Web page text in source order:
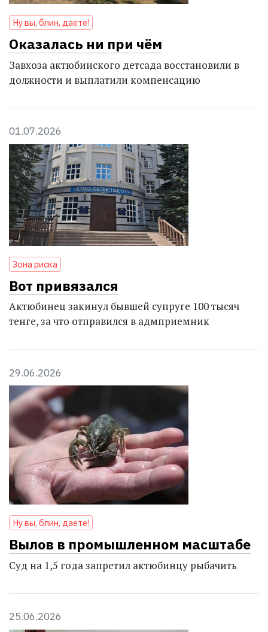
Ну вы, блин, даете!
Оказалась ни при чём
Завхоза актюбинского детсада восстановили в
должности и выплатили компенсацию
01.07.2026
Зона риска
Вот привязался
Актюбинец закинул бывшей супруге 100 тысяч
тенге, за что отправился в адмприемник
29.06.2026
Ну вы, блин, даете!
Вылов в промышленном масштабе
Суд на 1,5 года запретил актюбинцу рыбачить
25.06.2026